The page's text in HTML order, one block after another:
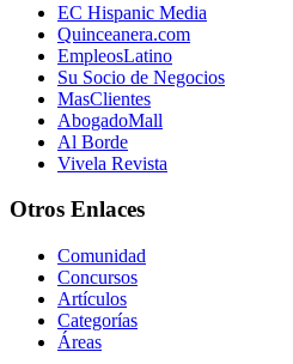
EC Hispanic Media
Quinceanera.com
EmpleosLatino
Su Socio de Negocios
MasClientes
AbogadoMall
Al Borde
Vivela Revista
Otros Enlaces
Comunidad
Concursos
Artículos
Categorías
Áreas